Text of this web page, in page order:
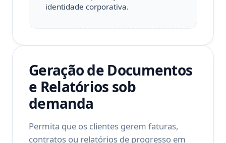
identidade corporativa.
Geração de Documentos
e Relatórios sob
demanda
Permita que os clientes gerem faturas,
contratos ou relatórios de progresso em